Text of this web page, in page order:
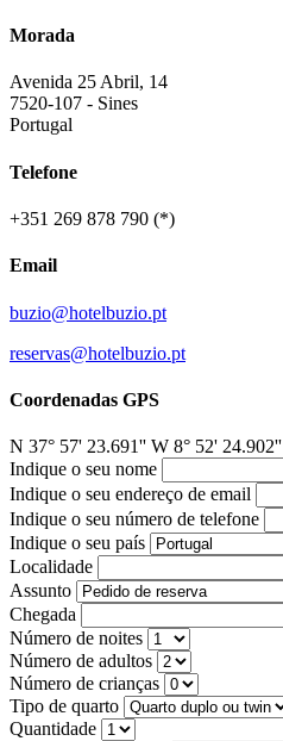
Morada
Avenida 25 Abril, 14
7520-107 - Sines
Portugal
Telefone
+351 269 878 790 (*)
Email
buzio@hotelbuzio.pt
reservas@hotelbuzio.pt
Coordenadas GPS
N 37° 57' 23.691'' W 8° 52' 24.902''
Indique o seu nome
Indique o seu endereço de email
Indique o seu número de telefone
Indique o seu país
Localidade
Assunto
Chegada
Número de noites
Número de adultos
Número de crianças
Tipo de quarto
Quantidade